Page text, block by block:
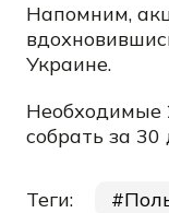
Напомним,
Украине.
Необходимые
собрать за 30
Теги: